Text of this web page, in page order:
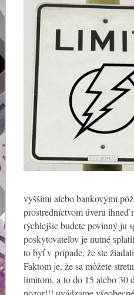
vyššími alebo bankovými
prostredníctvom úveru ihneď
rýchlejšie budete povinný ju
poskytovateľov je nutné
to byť v prípade, že ste
Faktom je, že sa môžete
limitom, a to do 15 alebo 30